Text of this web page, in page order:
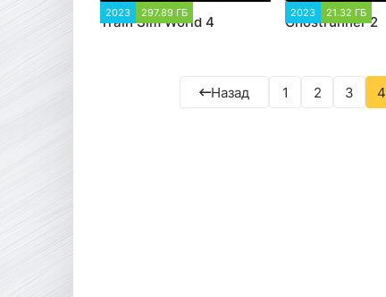
2023 297.89 ГБ
Train Sim World 4
2023 21.32 ГБ
Ghostrunner 2
Назад 1 2 3 4